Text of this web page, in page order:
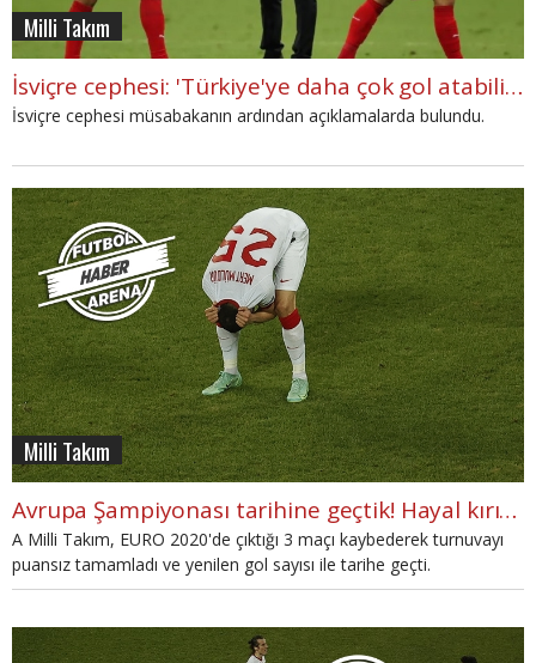
Milli Takım
İsviçre cephesi: 'Türkiye'ye daha çok gol atabilirdik'
İsviçre cephesi müsabakanın ardından açıklamalarda bulundu.
Milli Takım
Avrupa Şampiyonası tarihine geçtik! Hayal kırıklığı...
A Milli Takım, EURO 2020'de çıktığı 3 maçı kaybederek turnuvayı
puansız tamamladı ve yenilen gol sayısı ile tarihe geçti.